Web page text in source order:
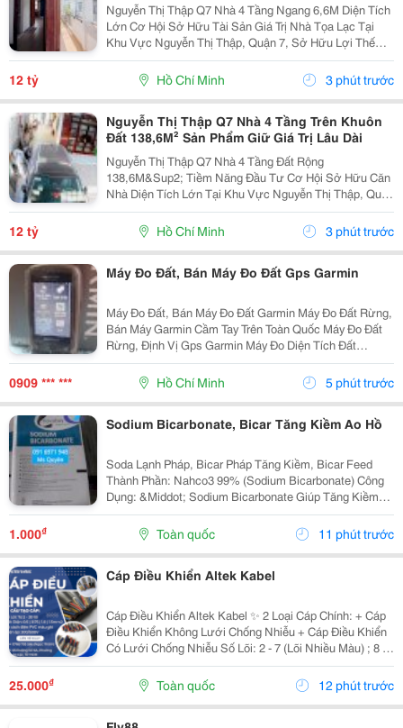
Nguyễn Thị Thập Q7 Nhà 4 Tầng Ngang 6,6M Diện Tích
Lớn Cơ Hội Sở Hữu Tài Sản Giá Trị Nhà Tọa Lạc Tại
Khu Vực Nguyễn Thị Thập, Quận 7, Sở Hữu Lợi Thế
Khuôn Đất Rộng, Mặt Ngang Đẹp, Phù Hợp Cho Khách
Hàng Đang Tìm Kiếm Bất Động Sản Vừa Để Ở Vừa Có
12 tỷ Hồ Chí Minh 3 phút trước
Nguyễn Thị Thập Q7 Nhà 4 Tầng Trên Khuôn
Đất 138,6M² Sản Phẩm Giữ Giá Trị Lâu Dài
Nguyễn Thị Thập Q7 Nhà 4 Tầng Đất Rộng
138,6M&Sup2; Tiềm Năng Đầu Tư Cơ Hội Sở Hữu Căn
Nhà Diện Tích Lớn Tại Khu Vực Nguyễn Thị Thập, Quận
7 &Ndash; Phù Hợp Cho Khách Hàng Tìm Kiếm Tài Sản
Có Khả Năng Sử Dụng Linh Hoạt Và Gia Tăng Giá Trị
Theo Thời...
12 tỷ Hồ Chí Minh 3 phút trước
Máy Đo Đất, Bán Máy Đo Đất Gps Garmin
Máy Đo Đất, Bán Máy Đo Đất Garmin Máy Đo Đất Rừng,
Bán Máy Garmin Cầm Tay Trên Toàn Quốc Máy Đo Đất
Rừng, Định Vị Gps Garmin Máy Đo Diện Tích Đất
Garmin Cầm Tay Máy Đo Đất Garmin Cầm Tay Máy Đo
Diện Tích Đất Nông Nghiệp Garmin Máy Đo Đất...
0909 *** *** Hồ Chí Minh 5 phút trước
Sodium Bicarbonate, Bicar Tăng Kiềm Ao Hồ
Soda Lạnh Pháp, Bicar Pháp Tăng Kiềm, Bicar Feed
Thành Phần: Nahco3 99% (Sodium Bicarbonate) Công
Dụng: &Middot; Sodium Bicarbonate Giúp Tăng Kiềm
Nhanh Chóng, Ổn Định Môi Trường Nước &Middot;
Giúp Vật Nuôi Cứng Vỏ Nhanh Sau Khi Lột Xác. ...
1.000₫ Toàn quốc 11 phút trước
Cáp Điều Khiển Altek Kabel
Cáp Điều Khiển Altek Kabel ✨ 2 Loại Cáp Chính: + Cáp
Điều Khiển Không Lưới Chống Nhiễu + Cáp Điều Khiển
Có Lưới Chống Nhiễu Số Lõi: 2 - 7 (Lõi Nhiều Màu) ; 8 -
30 (Lõi Màu Đen Đánh Số Thứ Tự) Tiết Diện: 0.5Mm2 |
25.000₫ Toàn quốc 12 phút trước